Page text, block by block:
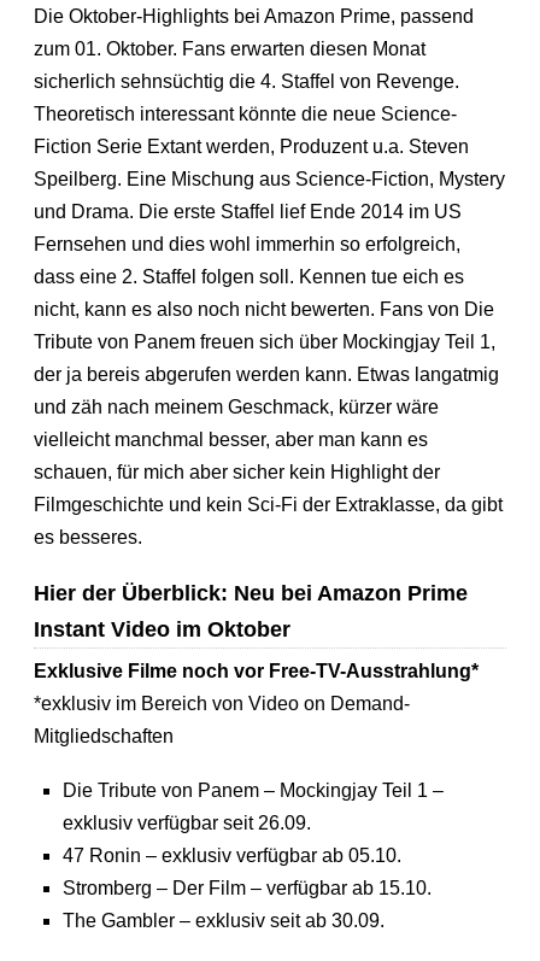
Die Oktober-Highlights bei Amazon Prime, passend
zum 01. Oktober. Fans erwarten diesen Monat
sicherlich sehnsüchtig die 4. Staffel von Revenge.
Theoretisch interessant könnte die neue Science-
Fiction Serie Extant werden, Produzent u.a. Steven
Speilberg. Eine Mischung aus Science-Fiction, Mystery
und Drama. Die erste Staffel lief Ende 2014 im US
Fernsehen und dies wohl immerhin so erfolgreich,
dass eine 2. Staffel folgen soll. Kennen tue eich es
nicht, kann es also noch nicht bewerten. Fans von Die
Tribute von Panem freuen sich über Mockingjay Teil 1,
der ja bereis abgerufen werden kann. Etwas langatmig
und zäh nach meinem Geschmack, kürzer wäre
vielleicht manchmal besser, aber man kann es
schauen, für mich aber sicher kein Highlight der
Filmgeschichte und kein Sci-Fi der Extraklasse, da gibt
es besseres.
Hier der Überblick: Neu bei Amazon Prime
Instant Video im Oktober
Exklusive Filme noch vor Free-TV-Ausstrahlung*
*exklusiv im Bereich von Video on Demand-
Mitgliedschaften
Die Tribute von Panem – Mockingjay Teil 1 –
exklusiv verfügbar seit 26.09.
47 Ronin – exklusiv verfügbar ab 05.10.
Stromberg – Der Film – verfügbar ab 15.10.
The Gambler – exklusiv seit ab 30.09.